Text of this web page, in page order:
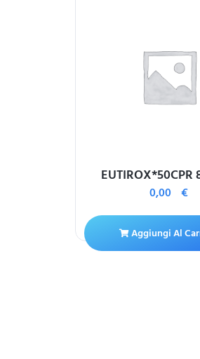
EUTIROX*50CPR
0,00€
Aggiungi Al